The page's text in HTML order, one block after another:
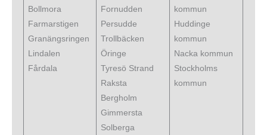
Bollmora
Farmarstigen
Granängsringen
Lindalen
Fårdala
Fornudden
Persudde
Trollbäcken
Öringe
Tyresö Strand
Raksta
Bergholm
Gimmersta
Solberga
kommun
Huddinge
kommun
Nacka kommun
Stockholms
kommun